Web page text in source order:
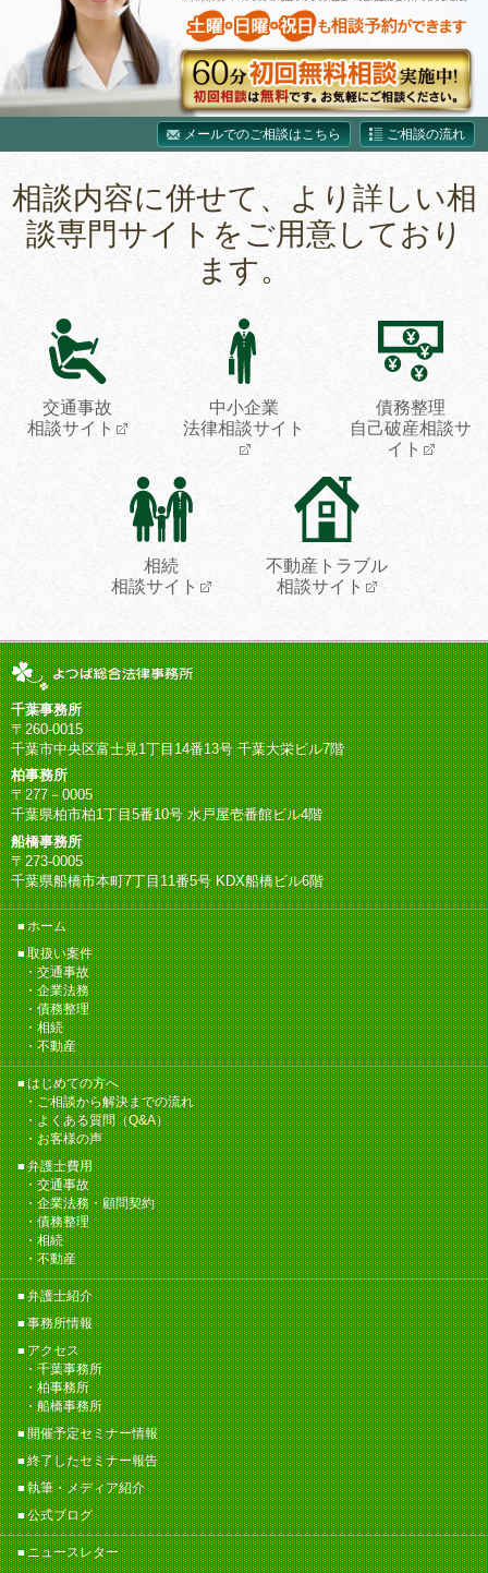
メールでのご相談はこちら ご相談の流れ
相談内容に併せて、より詳しい相
談専門サイトをご用意しており
ます。
交通事故
相談サイト
中小企業
法律相談サイト
債務整理
自己破産相談サ
イト
相続
相談サイト
不動産トラブル
相談サイト
千葉事務所
〒260-0015
千葉市中央区富士見1丁目14番13号 千葉大栄ビル7階
柏事務所
〒277－0005
千葉県柏市柏1丁目5番10号 水戸屋壱番館ビル4階
船橋事務所
〒273-0005
千葉県船橋市本町7丁目11番5号 KDX船橋ビル6階
ホーム
取扱い案件
交通事故
企業法務
債務整理
相続
不動産
はじめての方へ
ご相談から解決までの流れ
よくある質問（Q&A）
お客様の声
弁護士費用
交通事故
企業法務・顧問契約
債務整理
相続
不動産
弁護士紹介
事務所情報
アクセス
千葉事務所
柏事務所
船橋事務所
開催予定セミナー情報
終了したセミナー報告
執筆・メディア紹介
公式ブログ
ニュースレター